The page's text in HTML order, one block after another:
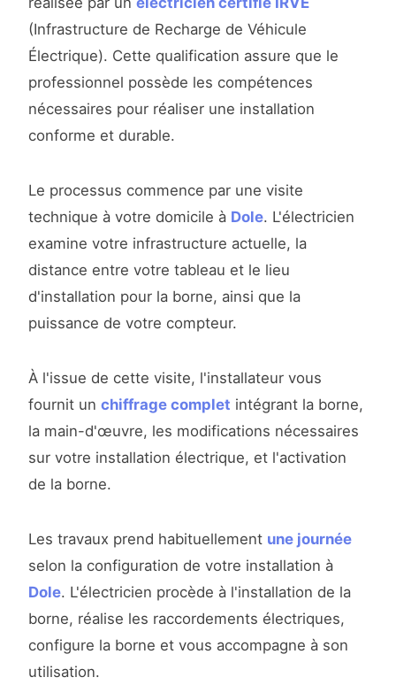
(Infrastructure de Recharge de Véhicule
Électrique). Cette qualification assure que le
professionnel possède les compétences
nécessaires pour réaliser une installation
conforme et durable.
Le processus commence par une visite
technique à votre domicile à Dole. L'électricien
examine votre infrastructure actuelle, la
distance entre votre tableau et le lieu
d'installation pour la borne, ainsi que la
puissance de votre compteur.
À l'issue de cette visite, l'installateur vous
fournit un chiffrage complet intégrant la borne,
la main-d'œuvre, les modifications nécessaires
sur votre installation électrique, et l'activation
de la borne.
Les travaux prend habituellement une journée
selon la configuration de votre installation à
Dole. L'électricien procède à l'installation de la
borne, réalise les raccordements électriques,
configure la borne et vous accompagne à son
utilisation.